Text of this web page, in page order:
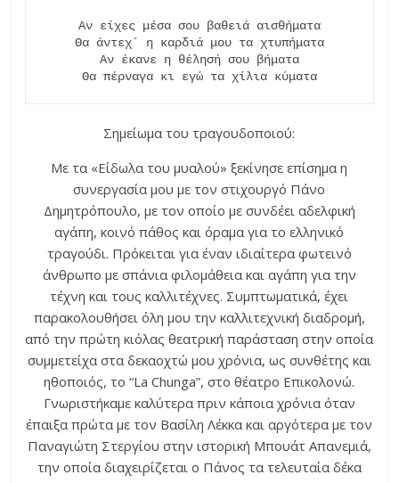
Αν είχες μέσα σου βαθειά αισθήματα
Θα άντεχ´ η καρδιά μου τα χτυπήματα
Αν έκανε η θέλησή σου βήματα
Θα πέρναγα κι εγώ τα χίλια κύματα
Σημείωμα του τραγουδοποιού:
Με τα «Είδωλα του μυαλού» ξεκίνησε επίσημα η
συνεργασία μου με τον στιχουργό Πάνο
Δημητρόπουλο, με τον οποίο με συνδέει αδελφική
αγάπη, κοινό πάθος και όραμα για το ελληνικό
τραγούδι. Πρόκειται για έναν ιδιαίτερα φωτεινό
άνθρωπο με σπάνια φιλομάθεια και αγάπη για την
τέχνη και τους καλλιτέχνες. Συμπτωματικά, έχει
παρακολουθήσει όλη μου την καλλιτεχνική διαδρομή,
από την πρώτη κιόλας θεατρική παράσταση στην οποία
συμμετείχα στα δεκαοχτώ μου χρόνια, ως συνθέτης και
ηθοποιός, το “La Chunga”, στο θέατρο Επικολονώ.
Γνωριστήκαμε καλύτερα πριν κάποια χρόνια όταν
έπαιξα πρώτα με τον Βασίλη Λέκκα και αργότερα με τον
Παναγιώτη Στεργίου στην ιστορική Μπουάτ Απανεμιά,
την οποία διαχειρίζεται ο Πάνος τα τελευταία δέκα